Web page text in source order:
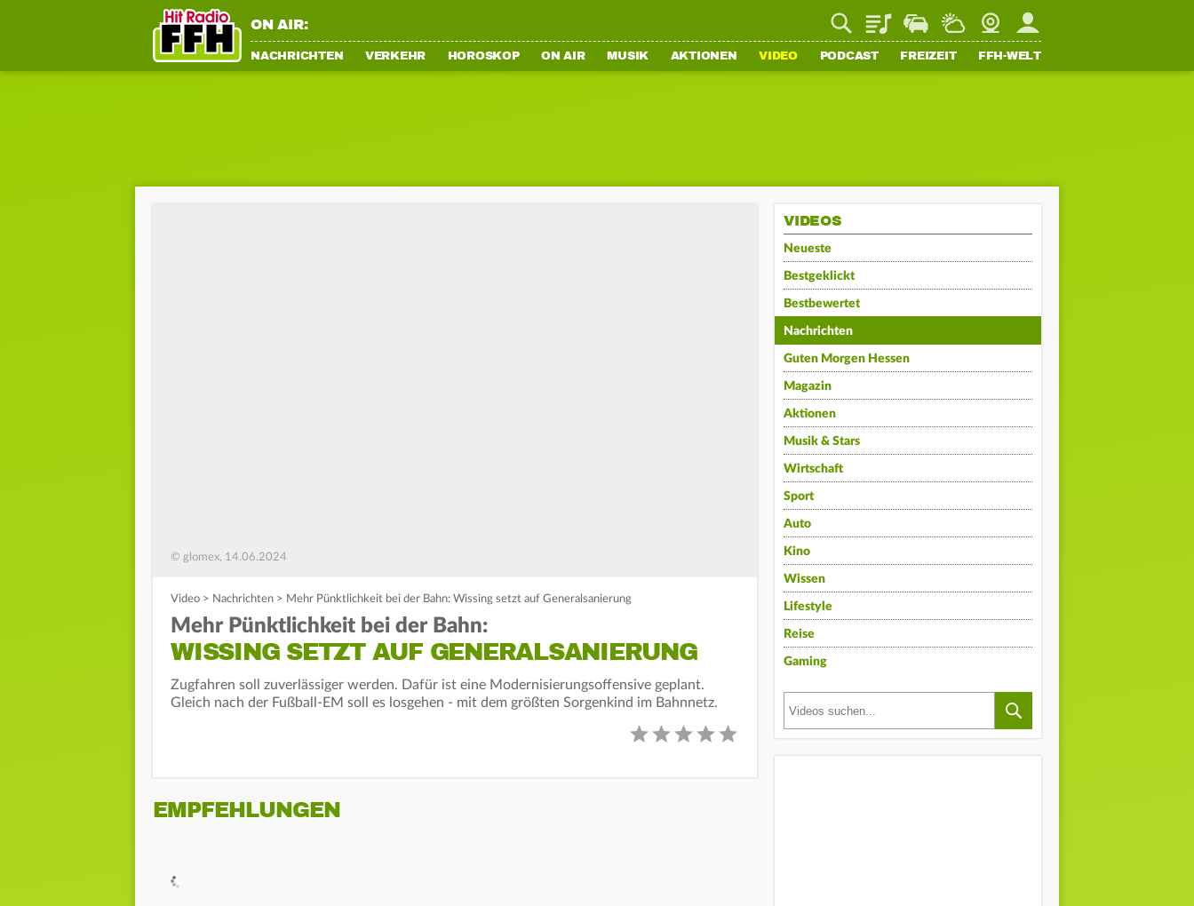
ON AIR: PlaylistStaupilotWetterWebcamMein FFH
NACHRICHTEN VERKEHR HOROSKOP ON AIR MUSIK AKTIONEN VIDEO PODCAST FREIZEIT FFH-WELT
© glomex, 14.06.2024
Video > Nachrichten > Mehr Pünktlichkeit bei der Bahn: Wissing setzt auf Generalsanierung
Mehr Pünktlichkeit bei der Bahn:
WISSING SETZT AUF GENERALSANIERUNG
Zugfahren soll zuverlässiger werden. Dafür ist eine Modernisierungsoffensive geplant.
Gleich nach der Fußball-EM soll es losgehen - mit dem größten Sorgenkind im Bahnnetz.
EMPFEHLUNGEN
VIDEOS
Neueste
Bestgeklickt
Bestbewertet
Nachrichten
Guten Morgen Hessen
Magazin
Aktionen
Musik & Stars
Wirtschaft
Sport
Auto
Kino
Wissen
Lifestyle
Reise
Gaming